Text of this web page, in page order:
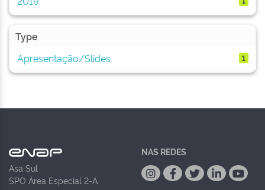
Type
Apresentação/Slides
1
Asa Sul
SPO Área Especial 2-A
NAS REDES